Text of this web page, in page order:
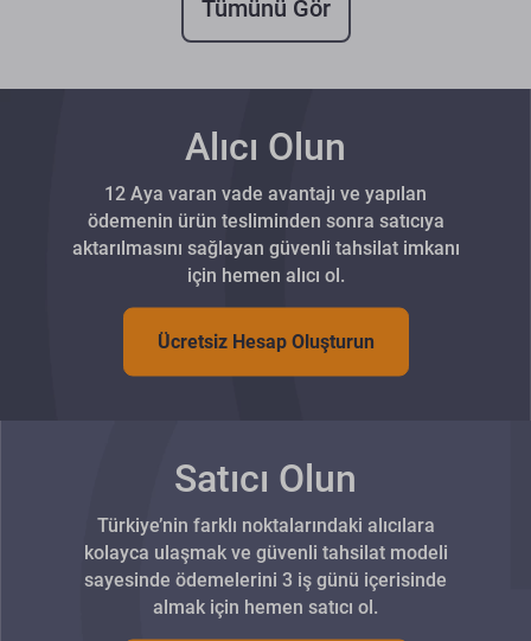
Tümünü Gör
Alıcı Olun
12 Aya varan vade avantajı ve yapılan
ödemenin ürün tesliminden sonra satıcıya
aktarılmasını sağlayan güvenli tahsilat imkanı
için hemen alıcı ol.
Ücretsiz Hesap Oluşturun
Satıcı Olun
Türkiye’nin farklı noktalarındaki alıcılara
kolayca ulaşmak ve güvenli tahsilat modeli
sayesinde ödemelerini 3 iş günü içerisinde
almak için hemen satıcı ol.